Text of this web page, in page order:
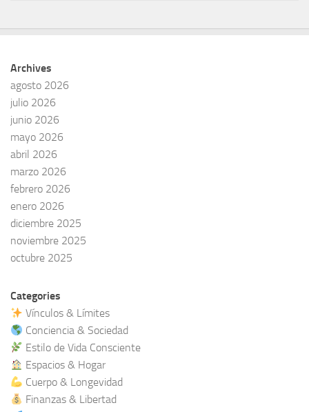
Archives
agosto 2026
julio 2026
junio 2026
mayo 2026
abril 2026
marzo 2026
febrero 2026
enero 2026
diciembre 2025
noviembre 2025
octubre 2025
Categories
Vínculos & Límites
Conciencia & Sociedad
Estilo de Vida Consciente
Espacios & Hogar
Cuerpo & Longevidad
Finanzas & Libertad